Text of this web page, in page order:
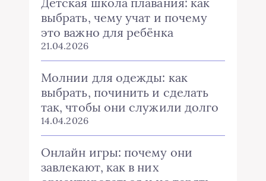
выбрать, чему учат и почему
это важно для ребёнка
21.04.2026
Молнии для одежды: как
выбрать, починить и сделать
так, чтобы они служили долго
14.04.2026
Онлайн игры: почему они
завлекают, как в них